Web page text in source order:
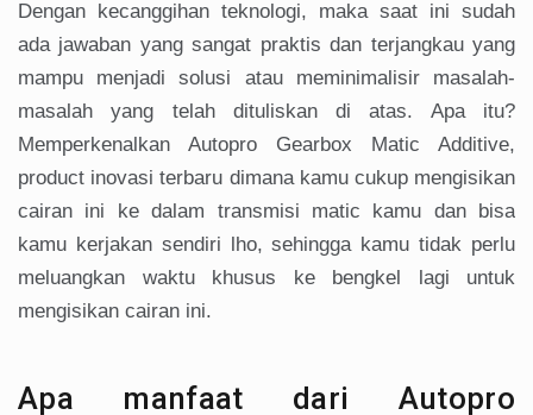
Dengan kecanggihan teknologi, maka saat ini sudah
ada jawaban yang sangat praktis dan terjangkau yang
mampu menjadi solusi atau meminimalisir masalah-
masalah yang telah dituliskan di atas. Apa itu?
Memperkenalkan Autopro Gearbox Matic Additive,
product inovasi terbaru dimana kamu cukup mengisikan
cairan ini ke dalam transmisi matic kamu dan bisa
kamu kerjakan sendiri lho, sehingga kamu tidak perlu
meluangkan waktu khusus ke bengkel lagi untuk
mengisikan cairan ini.
Apa manfaat dari Autopro